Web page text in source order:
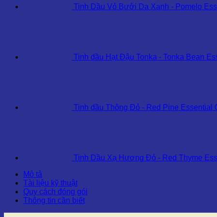
Tinh Dầu Vỏ Bưởi Da Xanh - Pomelo
Tinh dầu Hạt Đậu Tonka - Tonka Bean
Tinh dầu Thông Đỏ - Red Pine Essential
Tinh Dầu Xạ Hương Đỏ - Red Thyme
Mô tả
Tài liệu kỹ thuật
Quy cách đóng gói
Thông tin cần biết